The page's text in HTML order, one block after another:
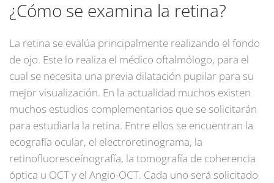
¿Cómo se examina la retina?
La retina se evalúa principalmente realizando el fondo
de ojo. Este lo realiza el médico oftalmólogo, para el
cual se necesita una previa dilatación pupilar para su
mejor visualización. En la actualidad muchos existen
muchos estudios complementarios que se solicitarán
para estudiarla la retina. Entre ellos se encuentran la
ecografía ocular, el electroretinograma, la
retinofluoresceínografía, la tomografía de coherencia
óptica u OCT y el Angio-OCT. Cada uno será solicitado